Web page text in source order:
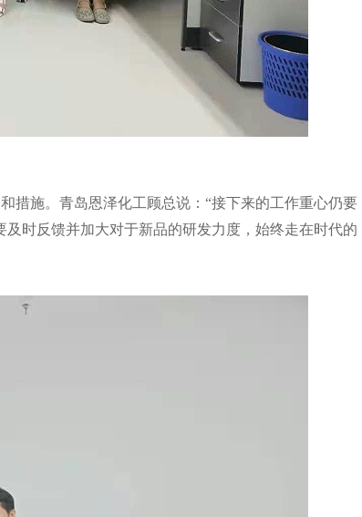
措施。青岛恩泽化工顾总说： “接下来的工作重心仍要
时反馈并加大对于新品的研发力度，始终走在时代的